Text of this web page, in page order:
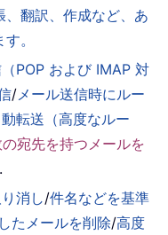
、翻訳、作成など、あ
。
POP および IMAP 対
/ メール送信時にルー
動転送（高度なルー
宛先を持つメールを
消し/件名などを基準
たメールを削除/高度